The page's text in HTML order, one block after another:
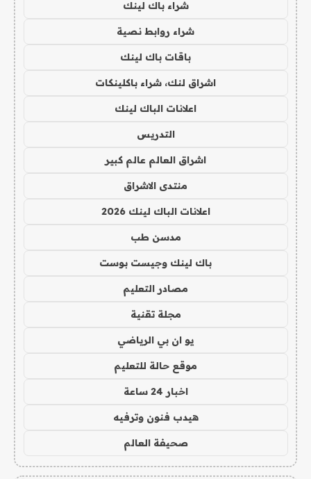
شراء باك لينك
شراء روابط نصية
باقات باك لينك
اشراق لنك، شراء باكلينكات
اعلانات الباك لينك
التدريس
اشراق العالم عالم كبير
منتدى الاشراق
اعلانات الباك لينك 2026
مدسن طب
باك لينك وجيست بوست
مصادر التعليم
مجلة تقنية
يو ان بي الرياضي
موقع حالة للتعليم
اخبار 24 ساعة
هيدب فنون وترفيه
صحيفة العالم